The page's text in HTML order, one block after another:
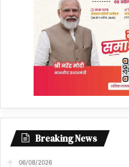
Breaking News
06/08/2026